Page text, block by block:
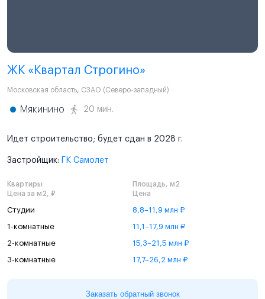
ЖК «Квартал Строгино»
Московская область, СЗАО (Северо-западный)
Мякинино 20 мин.
Идет строительство; будет сдан в 2028 г.
Застройщик: ГК Самолет
Квартиры
Площадь, м2
Цена за м2, ₽
Цена
Студии 8,8–11,9 млн ₽
1-комнатные 11,1–17,9 млн ₽
2-комнатные 15,3–21,5 млн ₽
3-комнатные 17,7–26,2 млн ₽
Заказать обратный звонок